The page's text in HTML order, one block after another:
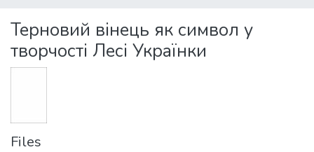
Statistics
Терновий вінець як символ у
творчості Лесі Українки
Files